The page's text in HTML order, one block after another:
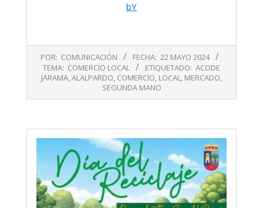
bY
POR: COMUNICACIÓN FECHA: 22 MAYO 2024
TEMA: COMERCIO LOCAL ETIQUETADO: ACODE
JARAMA,ALALPARDO, COMERCIO, LOCAL, MERCADO,
SEGUNDA MANO